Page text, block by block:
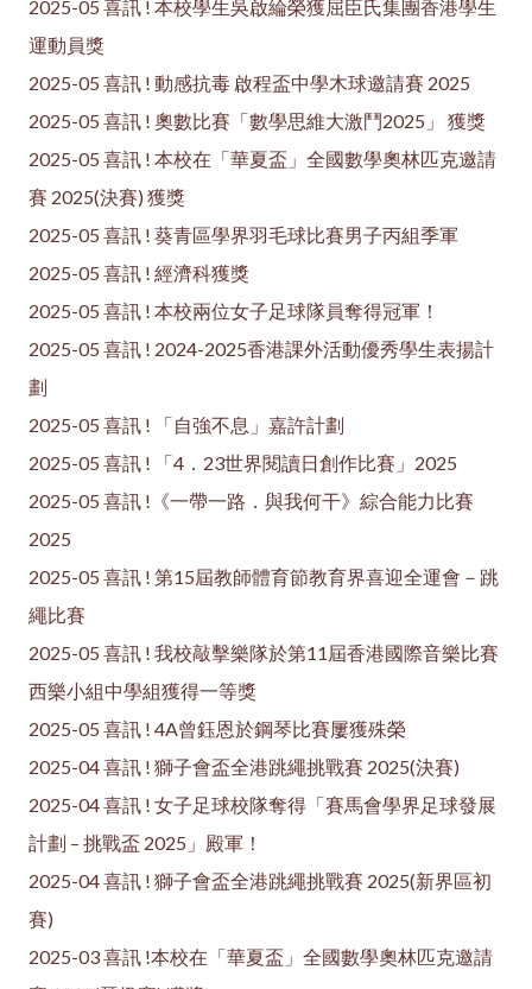
2025-05 喜訊 ! 本校學生吳啟綸榮獲屈臣氏集團香港學生
運動員獎
2025-05 喜訊 ! 動感抗毒 啟程盃中學木球邀請賽 2025
2025-05 喜訊 ! 奧數比賽「數學思維大激鬥2025」 獲獎
2025-05 喜訊 ! 本校在「華夏盃」全國數學奧林匹克邀請
賽 2025(決賽) 獲獎
2025-05 喜訊 ! 葵青區學界羽毛球比賽男子丙組季軍
2025-05 喜訊 ! 經濟科獲獎
2025-05 喜訊 ! 本校兩位女子足球隊員奪得冠軍！
2025-05 喜訊 ! 2024-2025香港課外活動優秀學生表揚計
劃
2025-05 喜訊 ! 「自強不息」嘉許計劃
2025-05 喜訊 ! 「4．23世界閱讀日創作比賽」2025
2025-05 喜訊 !《一帶一路．與我何干》綜合能力比賽
2025
2025-05 喜訊 ! 第15屆教師體育節教育界喜迎全運會－跳
繩比賽
2025-05 喜訊 ! 我校敲擊樂隊於第11屆香港國際音樂比賽
西樂小組中學組獲得一等獎
2025-05 喜訊 ! 4A曾鈺恩於鋼琴比賽屢獲殊榮
2025-04 喜訊 ! 獅子會盃全港跳繩挑戰賽 2025(決賽)
2025-04 喜訊 ! 女子足球校隊奪得「賽馬會學界足球發展
計劃 – 挑戰盃 2025」殿軍！
2025-04 喜訊 ! 獅子會盃全港跳繩挑戰賽 2025(新界區初
賽)
2025-03 喜訊 !本校在「華夏盃」全國數學奧林匹克邀請